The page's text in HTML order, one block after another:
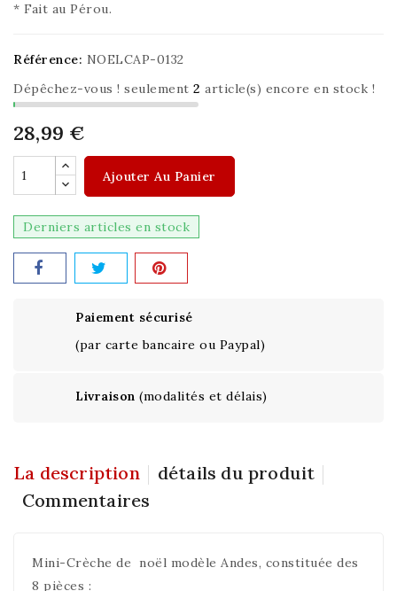
* Fait au Pérou.
Référence: NOELCAP-0132
Dépêchez-vous ! seulement 2 article(s) encore en stock !
28,99 €
Ajouter Au Panier
Derniers articles en stock
Paiement sécurisé
(par carte bancaire ou Paypal)
Livraison (modalités et délais)
La description
détails du produit
Commentaires
Mini-Crèche de noël modèle Andes, constituée des
8 pièces :